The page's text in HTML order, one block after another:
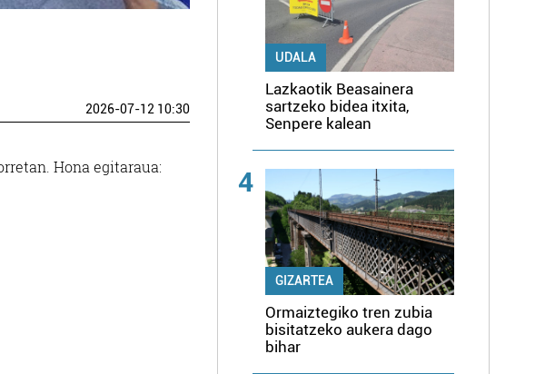
2026-07-12 10:30
Hona egitaraua:
UDALA
Lazkaotik Beasainera
sartzeko bidea itxita,
Senpere kalean
4
GIZARTEA
Ormaiztegiko tren zubia
bisitatzeko aukera dago
bihar